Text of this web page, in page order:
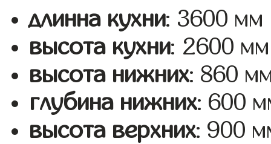
длинна кухни: 3600 мм
высота кухни: 2600 мм
высота нижних: 860
глубина нижних: 600
высота верхних: 900